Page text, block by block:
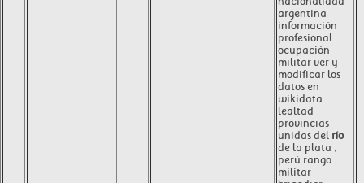
argentina
información
profesional
ocupación
militar ver y
modificar los
datos en
wikidata
lealtad
provincias
unidas del río
de la plata ,
perú rango
militar